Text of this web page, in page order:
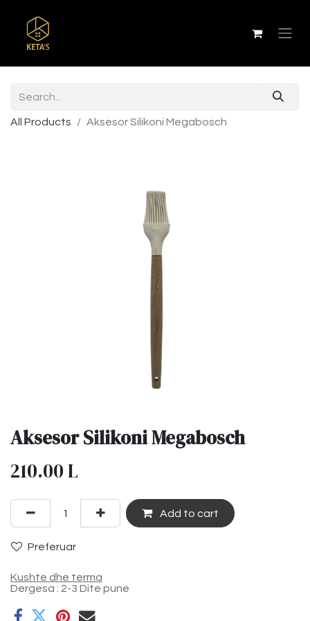
All Products Aksesor Silikoni Megabosch
Aksesor Silikoni Megabosch
210.00L
Add to cart
Preferuar
Kushte dhe terma
Dergesa : 2-3 Dite pune